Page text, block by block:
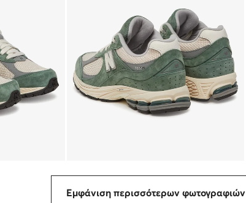
Εμφάνιση περισσότερων φωτογραφιών